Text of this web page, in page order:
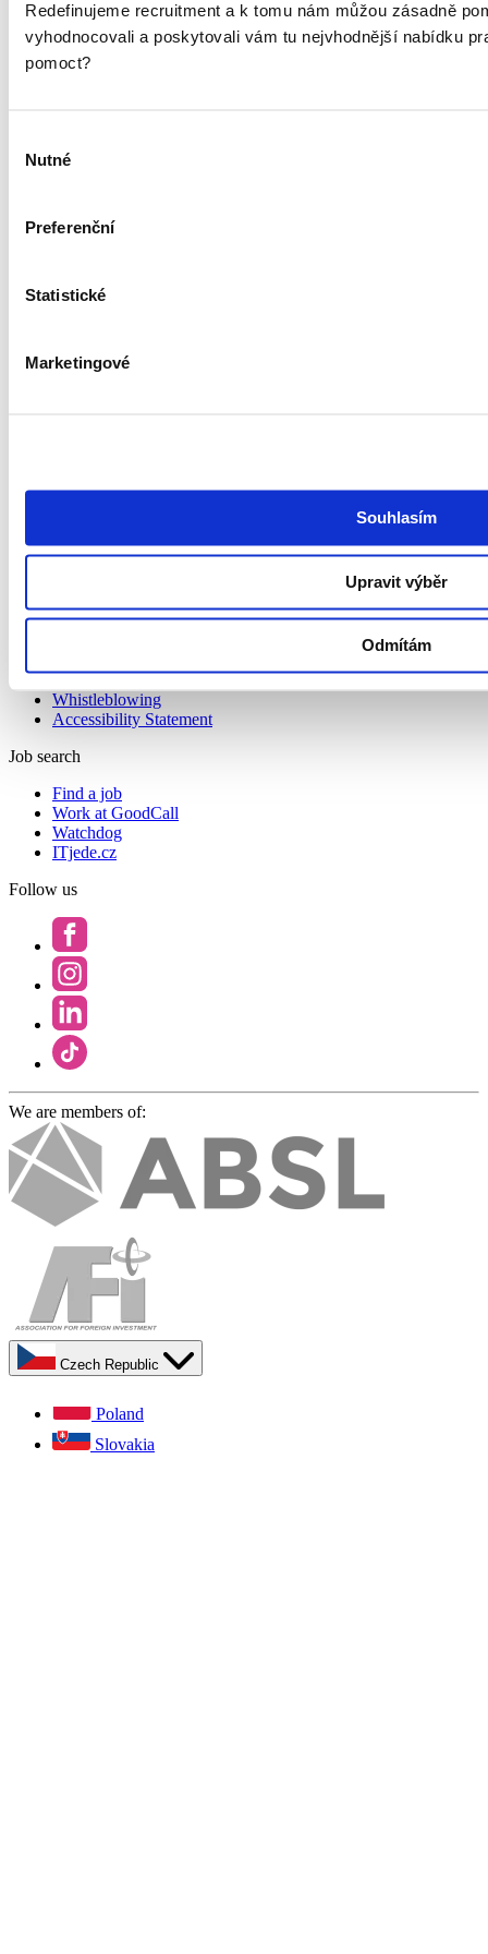
Redefinujeme recruitment a k tomu nám můžou zásadně
vyhodnocovali a poskytovali vám tu nejvhodnější nabídku
pomoct?
souhlasu
Nutné
Preferenční
Statistické
Marketingové
Souhlasím
Upravit výběr
Odmítám
Type
Job search tips
personal data privacy policy
HR Marketing
About us
Privacy Policy and GoodCall’s Information Security
Terms and Conditions
Whistleblowing
Accessibility Statement
Job search
Find a job
Work at GoodCall
Watchdog
ITjede.cz
Follow us
We are members of:
Czech Republic
Poland
Slovakia